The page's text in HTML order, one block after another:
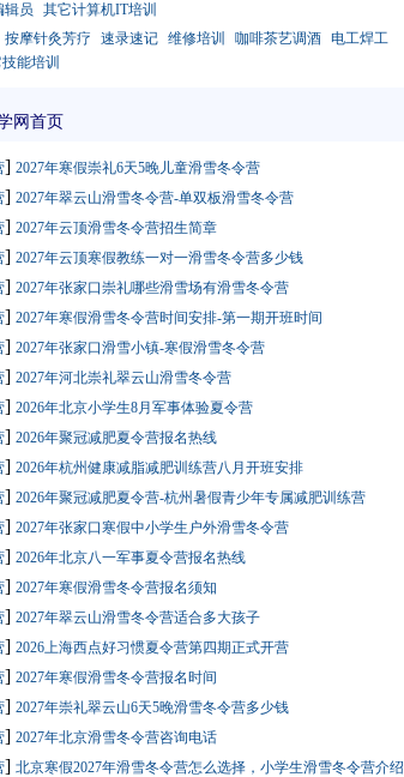
辑员
其它计算机IT培训
按摩针灸芳疗 速录速记 维修培训 咖啡茶艺调酒 电工焊工
能培训
网首页
] 2027年寒假崇礼6天5晚儿童滑雪冬令营
] 2027年翠云山滑雪冬令营-单双板滑雪冬令营
] 2027年云顶滑雪冬令营招生简章
] 2027年云顶寒假教练一对一滑雪冬令营多少钱
] 2027年张家口崇礼哪些滑雪场有滑雪冬令营
] 2027年寒假滑雪冬令营时间安排-第一期开班时间
] 2027年张家口滑雪小镇-寒假滑雪冬令营
] 2027年河北崇礼翠云山滑雪冬令营
] 2026年北京小学生8月军事体验夏令营
] 2026年聚冠减肥夏令营报名热线
] 2026年杭州健康减脂减肥训练营八月开班安排
] 2026年聚冠减肥夏令营-杭州暑假青少年专属减肥训练营
] 2027年张家口寒假中小学生户外滑雪冬令营
] 2026年北京八一军事夏令营报名热线
] 2027年寒假滑雪冬令营报名须知
] 2027年翠云山滑雪冬令营适合多大孩子
] 2026上海西点好习惯夏令营第四期正式开营
] 2027年寒假滑雪冬令营报名时间
] 2027年崇礼翠云山6天5晚滑雪冬令营多少钱
] 2027年北京滑雪冬令营咨询电话
] 北京寒假2027年滑雪冬令营怎么选择，小学生滑雪冬令营介绍